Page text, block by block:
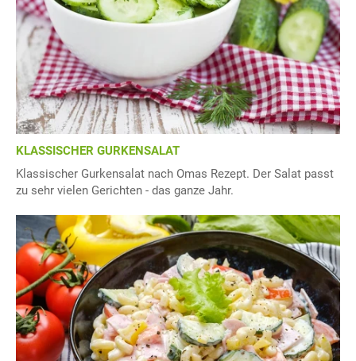
KLASSISCHER GURKENSALAT
Klassischer Gurkensalat nach Omas Rezept. Der Salat passt
zu sehr vielen Gerichten - das ganze Jahr.